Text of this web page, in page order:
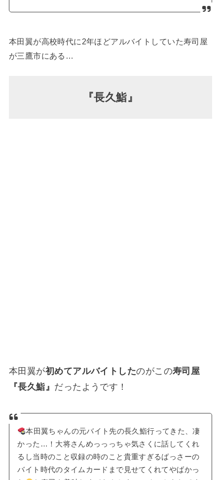
本田翼が高校時代に2年ほどアルバイトしていた寿司屋
が三鷹市にある…
『長久鮨』
本田翼が初めてアルバイトしたのがこの寿司屋
『長久鮨』 だったようです！
本田翼ちゃんの元バイト先の長久鮨行ってきた、凄
かった…！大将さんめっっっちゃ気さくに話してくれ
るし当時のこと収録の時のこと貴重すぎるばっさーの
バイト時代のタイムカードまで見せてくれてやばかっ